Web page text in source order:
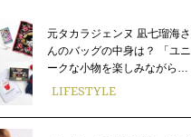
元タカラジェンヌ 凪七瑠海さ
んのバッグの中身は？ 「ユニ
ークな小物を楽しみながら…
LIFESTYLE